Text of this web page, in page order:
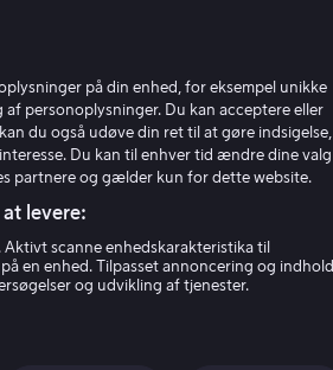
på din enhed, for eksempel unikke
personoplysninger. Du kan acceptere eller
du også udøve din ret til at gøre indsigelse,
Du kan til enhver tid ændre dine valg
partnere og gælder kun for dette website.
levere:
scanne enhedskarakteristika til
en enhed. Tilpasset annoncering og indhold,
og udvikling af tjenester.